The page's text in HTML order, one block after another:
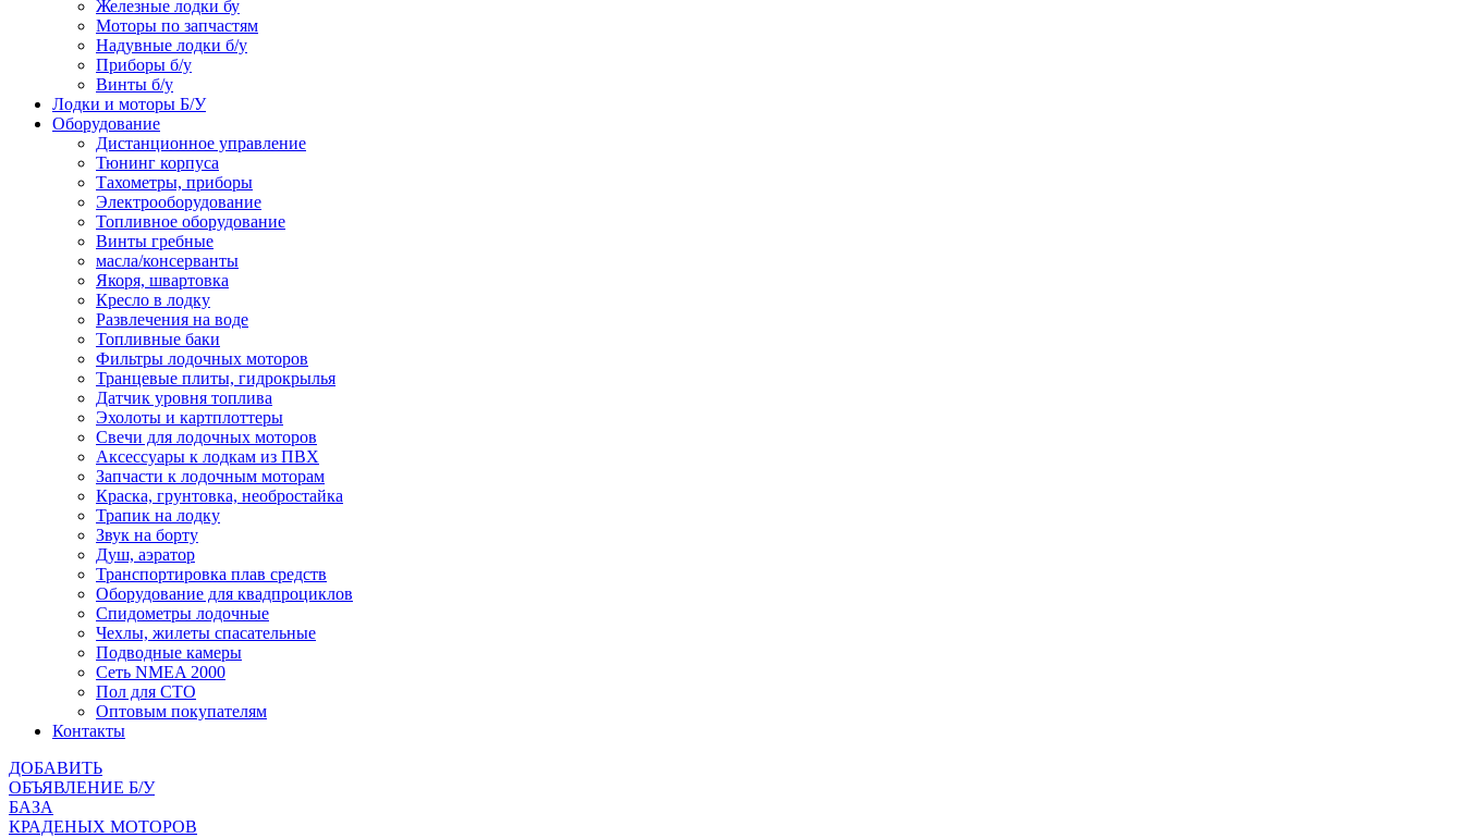
Железные лодки бу
Моторы по запчастям
Надувные лодки б/у
Приборы б/у
Винты б/у
Лодки и моторы Б/У
Оборудование
Дистанционное управление
Тюнинг корпуса
Тахометры, приборы
Электрооборудование
Топливное оборудование
Винты гребные
масла/консерванты
Якоря, швартовка
Кресло в лодку
Развлечения на воде
Топливные баки
Фильтры лодочных моторов
Транцевые плиты, гидрокрылья
Датчик уровня топлива
Эхолоты и картплоттеры
Cвечи для лодочных моторов
Аксессуары к лодкам из ПВХ
Запчасти к лодочным моторам
Краска, грунтовка, необростайка
Трапик на лодку
Звук на борту
Душ, аэратор
Транспортировка плав средств
Оборудование для квадпроциклов
Спидометры лодочные
Чехлы, жилеты спасательные
Подводные камеры
Сеть NMEA 2000
Пол для СТО
Оптовым покупателям
Контакты
ДОБАВИТЬ
ОБЪЯВЛЕНИЕ Б/У
БАЗА
КРАДЕНЫХ МОТОРОВ